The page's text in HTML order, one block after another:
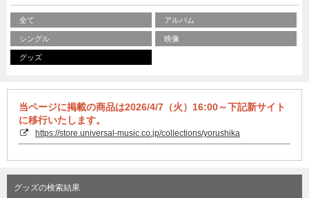
全て アルバム
シングル 映像
グッズ
当ページに掲載の商品は2026/4/7（火）16:00～下記新サイト
に移行いたします。
https://store.universal-music.co.jp/collections/yorushika
グッズの検索結果